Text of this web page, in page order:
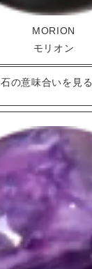
MORION
モリオン
石の意味合いを見る